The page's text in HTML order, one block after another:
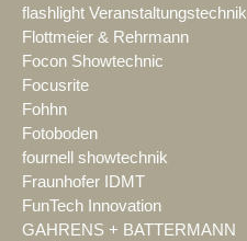
flashlight Veranstaltungstechnik
Flottmeier & Rehrmann
Focon Showtechnic
Focusrite
Fohhn
Fotoboden
fournell showtechnik
Fraunhofer IDMT
FunTech Innovation
GAHRENS + BATTERMANN